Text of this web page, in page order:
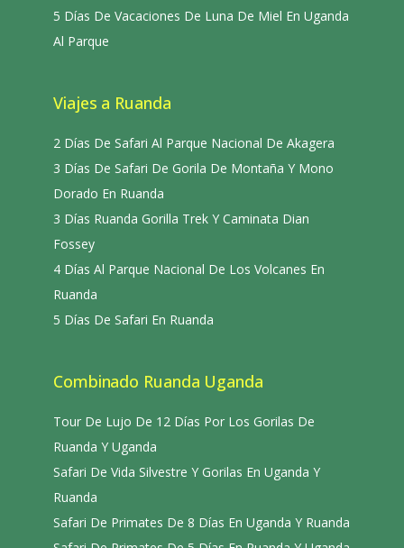
5 Días De Vacaciones De Luna De Miel En Uganda
Al Parque
Viajes a Ruanda
2 Días De Safari Al Parque Nacional De Akagera
3 Días De Safari De Gorila De Montaña Y Mono
Dorado En Ruanda
3 Días Ruanda Gorilla Trek Y Caminata Dian
Fossey
4 Días Al Parque Nacional De Los Volcanes En
Ruanda
5 Días De Safari En Ruanda
Combinado Ruanda Uganda
Tour De Lujo De 12 Días Por Los Gorilas De
Ruanda Y Uganda
Safari De Vida Silvestre Y Gorilas En Uganda Y
Ruanda
Safari De Primates De 8 Días En Uganda Y Ruanda